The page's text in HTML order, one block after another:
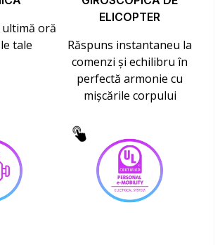
oră
tale
ELICOPTER
Răspuns instantaneu la
comenzi și echilibru în
perfectă armonie cu
mișcările corpului